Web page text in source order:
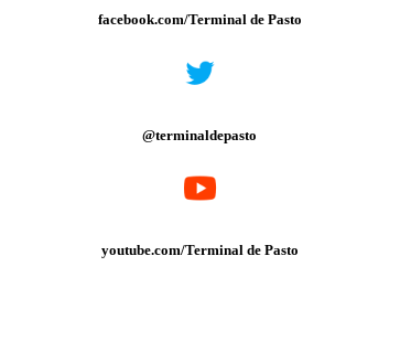
facebook.com/Terminal de Pasto
@terminaldepasto
youtube.com/Terminal de Pasto